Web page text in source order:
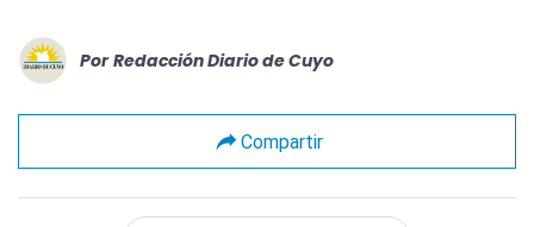
Por Redacción Diario de Cuyo
Compartir